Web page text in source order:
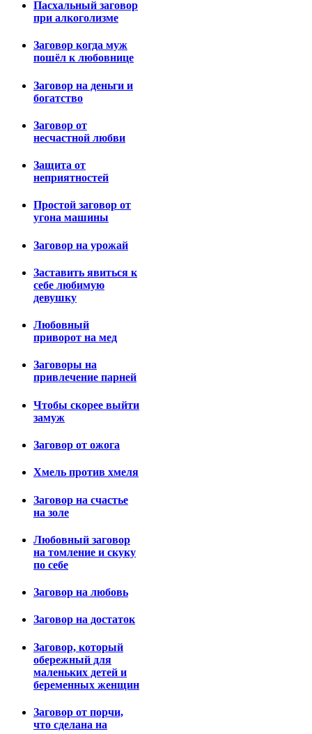
Пасхальный заговор
при алкоголизме
Заговор когда муж
пошёл к любовнице
Заговор на деньги и
богатство
Заговор от
несчастной любви
Защита от
неприятностей
Простой заговор от
угона машины
Заговор на урожай
Заставить явиться к
себе любимую
девушку
Любовный
приворот на мед
Заговоры на
привлечение парней
Чтобы скорее выйти
замуж
Заговор от ожога
Хмель против хмеля
Заговор на счастье
на золе
Любовный заговор
на томление и скуку
по себе
Заговор на любовь
Заговор на достаток
Заговор, который
обережный для
маленьких детей и
беременных женщин
Заговор от порчи,
что сделана на